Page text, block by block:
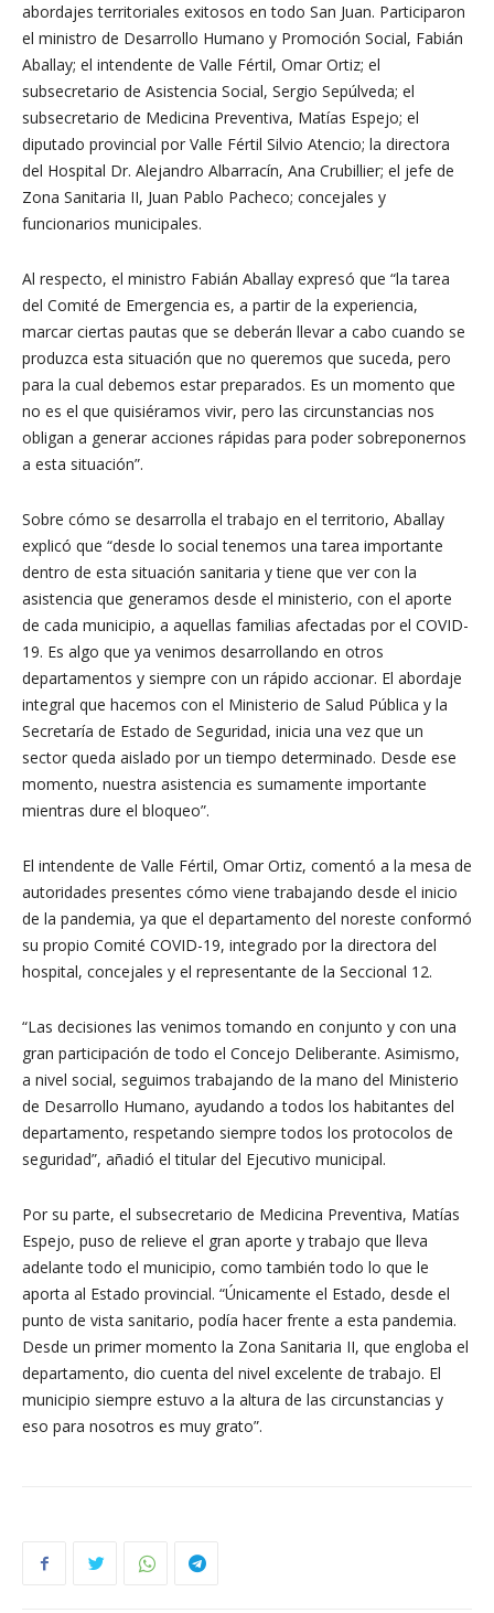
abordajes territoriales exitosos en todo San Juan. Participaron
el ministro de Desarrollo Humano y Promoción Social, Fabián
Aballay; el intendente de Valle Fértil, Omar Ortiz; el
subsecretario de Asistencia Social, Sergio Sepúlveda; el
subsecretario de Medicina Preventiva, Matías Espejo; el
diputado provincial por Valle Fértil Silvio Atencio; la directora
del Hospital Dr. Alejandro Albarracín, Ana Crubillier; el jefe de
Zona Sanitaria II, Juan Pablo Pacheco; concejales y
funcionarios municipales.
Al respecto, el ministro Fabián Aballay expresó que “la tarea
del Comité de Emergencia es, a partir de la experiencia,
marcar ciertas pautas que se deberán llevar a cabo cuando se
produzca esta situación que no queremos que suceda, pero
para la cual debemos estar preparados. Es un momento que
no es el que quisiéramos vivir, pero las circunstancias nos
obligan a generar acciones rápidas para poder sobreponernos
a esta situación”.
Sobre cómo se desarrolla el trabajo en el territorio, Aballay
explicó que “desde lo social tenemos una tarea importante
dentro de esta situación sanitaria y tiene que ver con la
asistencia que generamos desde el ministerio, con el aporte
de cada municipio, a aquellas familias afectadas por el COVID-
19. Es algo que ya venimos desarrollando en otros
departamentos y siempre con un rápido accionar. El abordaje
integral que hacemos con el Ministerio de Salud Pública y la
Secretaría de Estado de Seguridad, inicia una vez que un
sector queda aislado por un tiempo determinado. Desde ese
momento, nuestra asistencia es sumamente importante
mientras dure el bloqueo”.
El intendente de Valle Fértil, Omar Ortiz, comentó a la mesa de
autoridades presentes cómo viene trabajando desde el inicio
de la pandemia, ya que el departamento del noreste conformó
su propio Comité COVID-19, integrado por la directora del
hospital, concejales y el representante de la Seccional 12.
“Las decisiones las venimos tomando en conjunto y con una
gran participación de todo el Concejo Deliberante. Asimismo,
a nivel social, seguimos trabajando de la mano del Ministerio
de Desarrollo Humano, ayudando a todos los habitantes del
departamento, respetando siempre todos los protocolos de
seguridad”, añadió el titular del Ejecutivo municipal.
Por su parte, el subsecretario de Medicina Preventiva, Matías
Espejo, puso de relieve el gran aporte y trabajo que lleva
adelante todo el municipio, como también todo lo que le
aporta al Estado provincial. “Únicamente el Estado, desde el
punto de vista sanitario, podía hacer frente a esta pandemia.
Desde un primer momento la Zona Sanitaria II, que engloba el
departamento, dio cuenta del nivel excelente de trabajo. El
municipio siempre estuvo a la altura de las circunstancias y
eso para nosotros es muy grato”.